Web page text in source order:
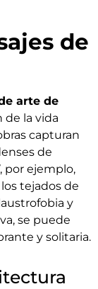
de
arte de
de la vida
capturan
de
, por ejemplo,
tejados de
y
se puede
y solitaria.